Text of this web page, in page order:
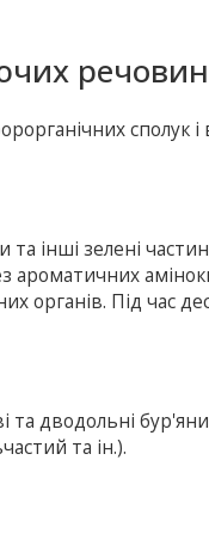
сполук
інші зелені
ароматичних
Під час
та дводольні
та ін.).